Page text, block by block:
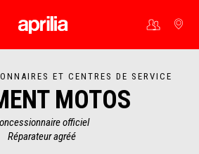
Aller au contenu principal
ET CENTRES DE SERVICE
MOTOS
officiel
Réparateur agréé